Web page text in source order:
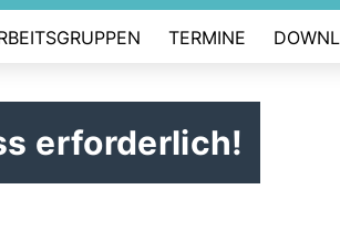
TERMINE
erforderlich!